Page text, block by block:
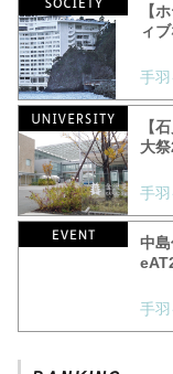
【
ィ
手
【
大
手
中
手